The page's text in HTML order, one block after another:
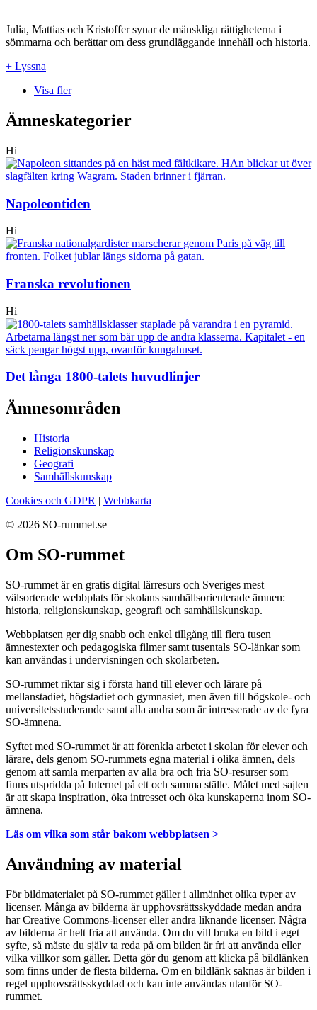
Julia, Mattias och Kristoffer synar de mänskliga rättigheterna i
sömmarna och berättar om dess grundläggande innehåll och historia.
+ Lyssna
Visa fler
Ämneskategorier
Hi
Napoleontiden
Hi
Franska revolutionen
Hi
Det långa 1800-talets huvudlinjer
Ämnesområden
Historia
Religionskunskap
Geografi
Samhällskunskap
Cookies och GDPR | Webbkarta
© 2026 SO-rummet.se
Om SO-rummet
SO-rummet är en gratis digital lärresurs och Sveriges mest
välsorterade webbplats för skolans samhällsorienterade ämnen:
historia, religionskunskap, geografi och samhällskunskap.
Webbplatsen ger dig snabb och enkel tillgång till flera tusen
ämnestexter och pedagogiska filmer samt tusentals SO-länkar som
kan användas i undervisningen och skolarbeten.
SO-rummet riktar sig i första hand till elever och lärare på
mellanstadiet, högstadiet och gymnasiet, men även till högskole- och
universitetsstuderande samt alla andra som är intresserade av de fyra
SO-ämnena.
Syftet med SO-rummet är att förenkla arbetet i skolan för elever och
lärare, dels genom SO-rummets egna material i olika ämnen, dels
genom att samla merparten av alla bra och fria SO-resurser som
finns utspridda på Internet på ett och samma ställe. Målet med sajten
är att skapa inspiration, öka intresset och öka kunskaperna inom SO-
ämnena.
Läs om vilka som står bakom webbplatsen >
Användning av material
För bildmaterialet på SO-rummet gäller i allmänhet olika typer av
licenser. Många av bilderna är upphovsrättsskyddade medan andra
har Creative Commons-licenser eller andra liknande licenser. Några
av bilderna är helt fria att använda. Om du vill bruka en bild i eget
syfte, så måste du själv ta reda på om bilden är fri att använda eller
vilka villkor som gäller. Detta gör du genom att klicka på bildlänken
som finns under de flesta bilderna. Om en bildlänk saknas är bilden i
regel upphovsrättsskyddad och kan inte användas utanför SO-
rummet.